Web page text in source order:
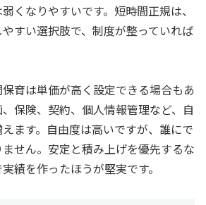
くなりやすいです。短時間正規は、
すい選択肢で、制度が整っていれば
育は単価が高く設定できる場合もあ
保険、契約、個人情報管理など、自
ます。自由度は高いですが、誰にで
せん。安定と積み上げを優先するな
績を作ったほうが堅実です。